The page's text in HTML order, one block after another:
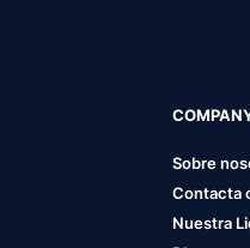
Sobre
Contacta
Nuestra